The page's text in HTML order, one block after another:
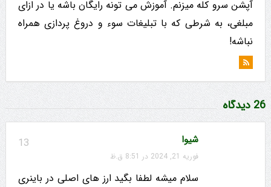
آپشن سرو کله میزنم. آموزش می تونه رایگان باشه یا در ازای
مبلغی، به شرطی که با تبلیغات سوء و دروغ پردازی همراه
نباشه!
26 دیدگاه
13 شیوا
فوریه 21, 2024 در 8:51 ق.ظ
سلام میشه لطفا بگید ارز های اصلی در باینری